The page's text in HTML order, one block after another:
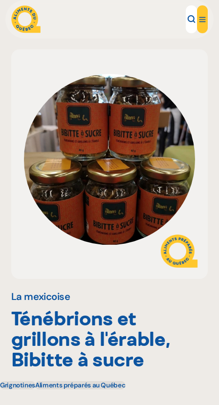
Aliments d'ici
Recettes
Inspirations d'ici
Restaurants
Institutions
À propos
La mexicoise
Ténébrions et
grillons à l'érable,
Bibitte à sucre
GrignotinesAliments préparés au Québec